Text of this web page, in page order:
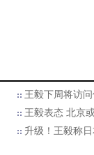
王毅下周将访
王毅表态 北京
升级！王毅称